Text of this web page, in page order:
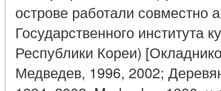
острове работали
Государственного института
Республики Кореи)
Медведев, 1996, 2002;